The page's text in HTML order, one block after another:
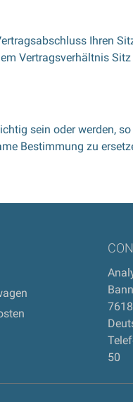
Ihren
Vertragsverhältnis Sitz
sein oder werden,
Bestimmung zu
50